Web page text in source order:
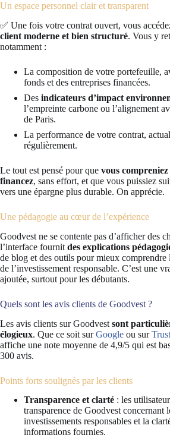
Un espace personnel clair et transparent
✅ Une fois votre contrat ouvert, vous
client moderne et bien structuré. Vous y
notamment :
La composition de votre portefeuille,
fonds et des entreprises financées.
Des indicateurs d’impact
l’empreinte carbone ou l’alignement
de Paris.
La performance de votre contrat,
régulièrement.
Le tout est pensé pour que vous compreniez
financez, sans effort, et que vous puissiez
vers une épargne plus durable. On apprécie.
Une pédagogie au cœur de l’expérience
Goodvest ne se contente pas d’afficher des
l’interface fournit des explications
de blog et des outils pour mieux comprendre
de l’investissement responsable. C’est une
ajoutée, surtout pour les débutants.
Quels sont les avis clients de Goodvest ?
Les avis clients sur Goodvest sont
élogieux. Que ce soit surGoogle ou sur
affiche une note moyenne de 4,9/5 qui est
300 avis.
Points forts soulignés par les clients
Transparence et clarté : les
transparence de Goodvest concernant
investissements responsables et la
informations fournies.